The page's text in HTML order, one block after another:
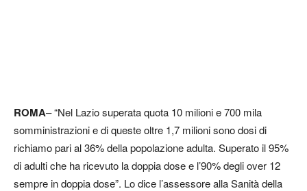
ROMA– “Nel Lazio superata quota 10 milioni e 700 mila
somministrazioni e di queste oltre 1,7 milioni sono dosi di
richiamo pari al 36% della popolazione adulta. Superato il 95%
di adulti che ha ricevuto la doppia dose e l’90% degli over 12
sempre in doppia dose”. Lo dice l’assessore alla Sanità della